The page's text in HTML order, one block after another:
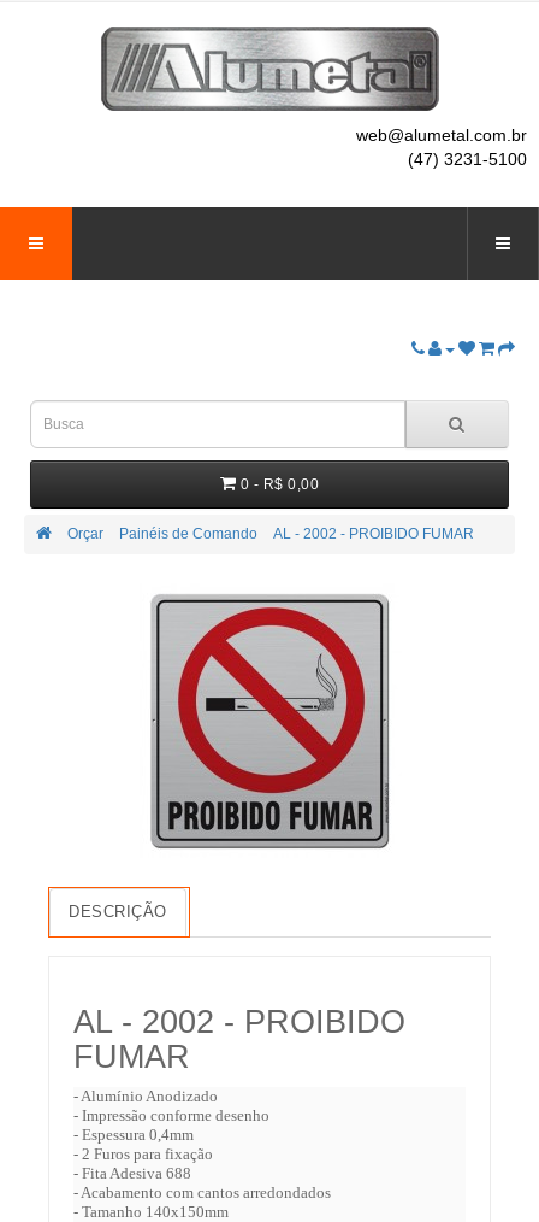
web@alumetal.com.br
(47) 3231-5100
0 - R$ 0,00
Orçar Painéis de Comando AL - 2002 - PROIBIDO FUMAR
DESCRIÇÃO
AL - 2002 - PROIBIDO
FUMAR
- Alumínio Anodizado
- Impressão conforme desenho
- Espessura 0,4mm
- 2 Furos para fixação
- Fita Adesiva 688
- Acabamento com cantos arredondados
- Tamanho 140x150mm